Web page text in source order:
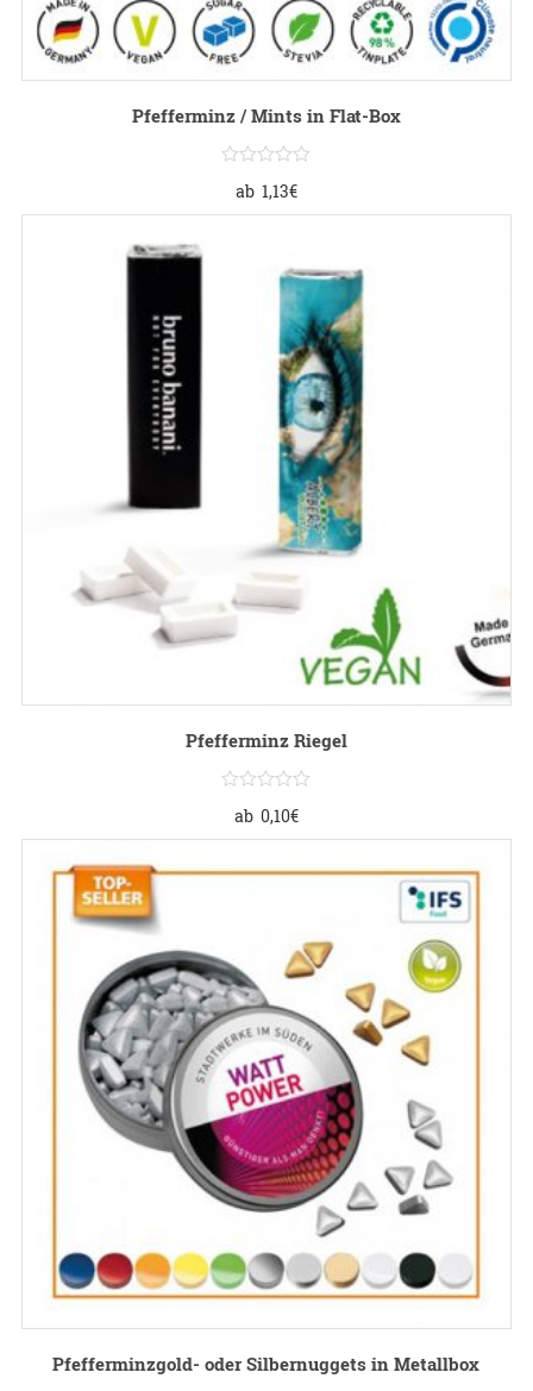
Pfefferminz / Mints in Flat-Box
ab 1,13€
Pfefferminz Riegel
ab 0,10€
Pfefferminzgold- oder Silbernuggets in Metallbox